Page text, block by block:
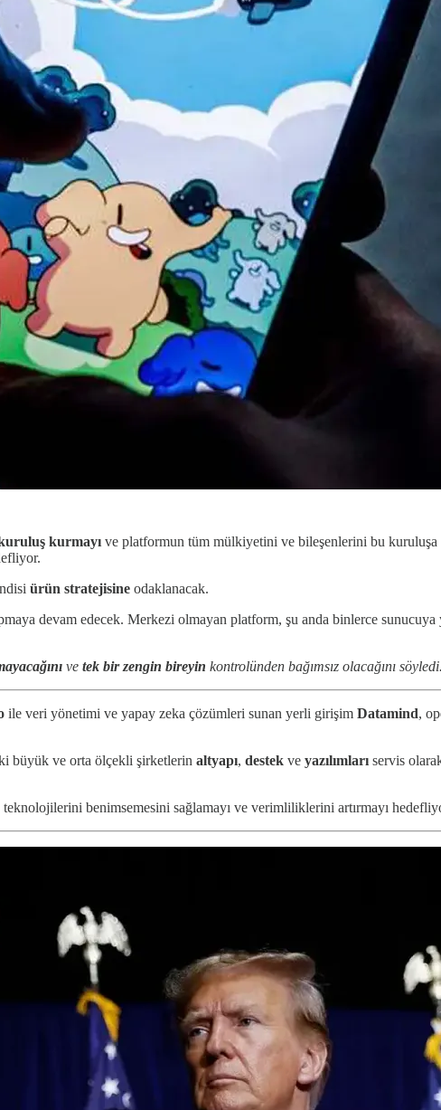
kurmayı ve platformun tüm mülkiyetini ve bileşenlerini bu kuruluşa
ürün stratejisine odaklanacak.
devam edecek. Merkezi olmayan platform, şu anda binlerce sunucuya
ve tek bir zengin bireyin kontrolünden bağımsız olacağını söyledi.
ile veri yönetimi ve yapay zeka çözümleri sunan yerli girişim Datamind,
büyük ve orta ölçekli şirketlerin altyapı, destek ve yazılımları servis
benimsemesini sağlamayı ve verimliliklerini artırmayı